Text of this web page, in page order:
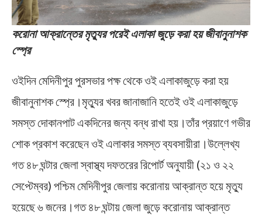
করোনা আক্রান্তের মৃত্যুর পরেই এলাকা জুড়ে করা হয় জীবানুনাশক
স্প্রে
ওইদিন মেদিনীপুর পুরসভার পক্ষ থেকে ওই এলাকাজুড়ে করা হয়
জীবানুনাশক স্প্রে।মৃত্যুর খবর জানাজানি হতেই ওই এলাকাজুড়ে
সমস্ত দোকানপাট একদিনের জন্য বন্ধ রাখা হয়।তাঁর প্রয়াণে গভীর
শোক প্রকাশ করেছেন ওই এলাকার সমস্ত ব্যবসায়ীরা।উল্লেখ্য
গত ৪৮ ঘন্টার জেলা স্বাস্থ্য দফতরের রিপোর্ট অনুযায়ী (২১ ও ২২
সেপ্টেম্বর) পশ্চিম মেদিনীপুর জেলায় করোনায় আক্রান্ত হয়ে মৃত্যু
হয়েছে ৬ জনের।গত ৪৮ ঘন্টায় জেলা জুড়ে করোনায় আক্রান্ত